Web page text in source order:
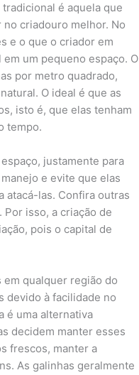
é aquela que
criadouro melhor. No
e o que o criador em
um pequeno espaço. O
por metro quadrado,
O ideal é que as
isto é, que elas tenham
tempo.
justamente para
e evite que elas
atacá-las. Confira outras
isso, a criação de
pois o capital de
em qualquer região do
devido à facilidade no
é uma alternativa
decidem manter esses
frescos, manter a
As galinhas geralmente